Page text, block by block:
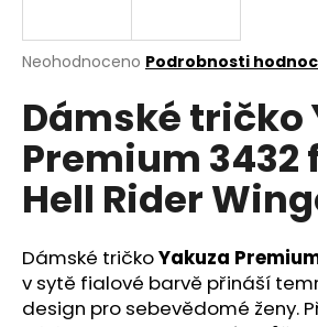
Průměrné
produktu
je
0,0
5
hvězdiček.
Neohodnoceno Podrobnosti
Dámské tričko
Premium 3432
Hell Rider
Dámské tričkoYakuza
v sytě fialové barvě přináší
design pro sebevědomé ženy.
j
t
?
HLEDAT